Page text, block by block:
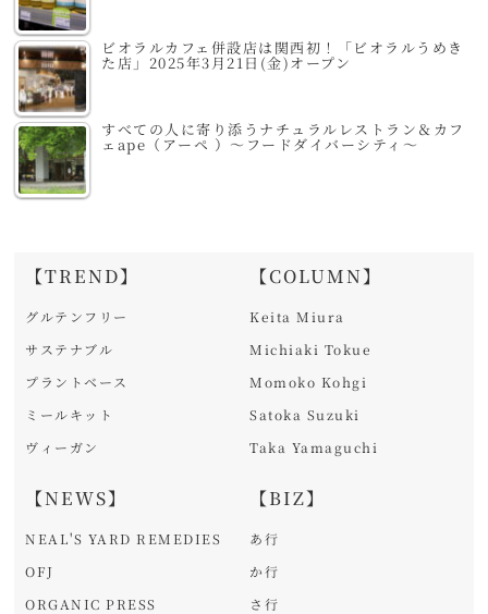
ビオラルカフェ併設店は関西初！「ビオラルうめき
た店」2025年3月21日(金)オープン
すべての人に寄り添うナチュラルレストラン＆カフ
ェape（アーペ ）～フードダイバーシティ～
【TREND】
グルテンフリー
サステナブル
プラントベース
ミールキット
ヴィーガン
【NEWS】
NEAL'S YARD REMEDIES
OFJ
ORGANIC PRESS
【COLUMN】
Keita Miura
Michiaki Tokue
Momoko Kohgi
Satoka Suzuki
Taka Yamaguchi
【BIZ】
あ行
か行
さ行